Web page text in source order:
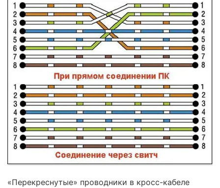
«Перекреснутые» проводники в кросс-кабеле